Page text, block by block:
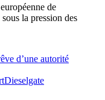
de
la pression des
d’une autorité
Dieselgate